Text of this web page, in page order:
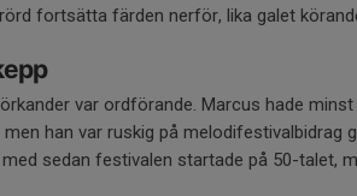
fortsätta färden nerför, lika galet
var ordförande. Marcus hade
han var ruskig på melodifestivalbidrag
sedan festivalen startade på 50-talet,